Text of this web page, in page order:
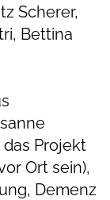
Scherer,
Bettina
Projekt
Ort sein),
Demenz